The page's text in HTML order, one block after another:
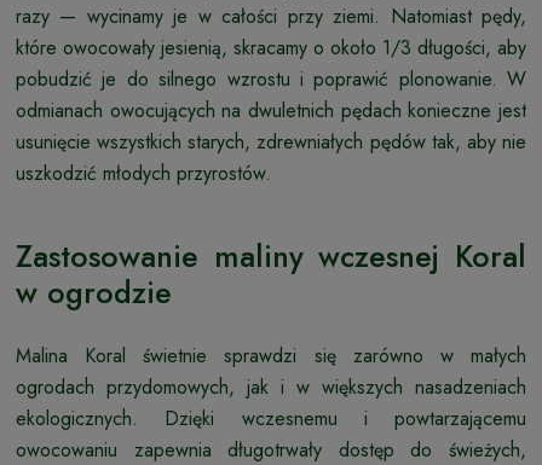
razy — wycinamy je w całości przy ziemi. Natomiast pędy,
które owocowały jesienią, skracamy o około 1/3 długości, aby
pobudzić je do silnego wzrostu i poprawić plonowanie. W
odmianach owocujących na dwuletnich pędach konieczne jest
usunięcie wszystkich starych, zdrewniałych pędów tak, aby nie
uszkodzić młodych przyrostów.
Zastosowanie maliny wczesnej Koral
w ogrodzie
Malina Koral świetnie sprawdzi się zarówno w małych
ogrodach przydomowych, jak i w większych nasadzeniach
ekologicznych. Dzięki wczesnemu i powtarzającemu
owocowaniu zapewnia długotrwały dostęp do świeżych,